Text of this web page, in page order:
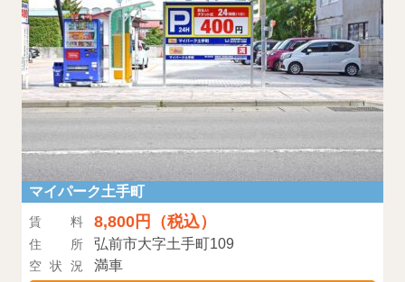
マイパーク土手町
賃料 8,800円（税込）
住所 弘前市大字土手町109
空状況 満車